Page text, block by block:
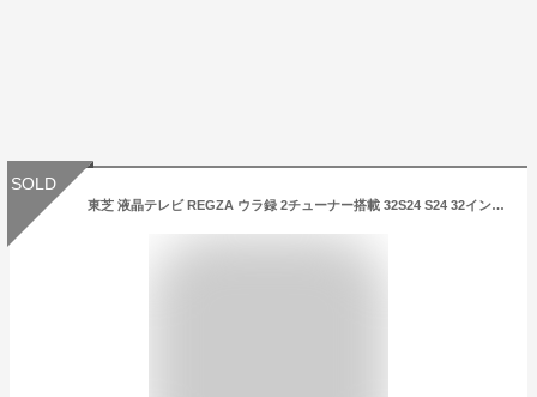
SOLD
東芝 液晶テレビ REGZA ウラ録 2チューナー搭載 32S24 S24 32インチ クリアダイレクトスピーカー レグザ 32型液晶テレビ 32V LEDバックライト 地デジデジタル レグザエンジンファイン 外付けHDD録画対応 HDMI端子×2 光デジタル音声端子×1 LAN端子×1 USB端子×1